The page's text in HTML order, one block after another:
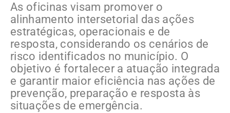
As oficinas visam promover o
alinhamento intersetorial das ações
estratégicas, operacionais e de
resposta, considerando os cenários de
risco identificados no município. O
objetivo é fortalecer a atuação integrada
e garantir maior eficiência nas ações de
prevenção, preparação e resposta às
situações de emergência.